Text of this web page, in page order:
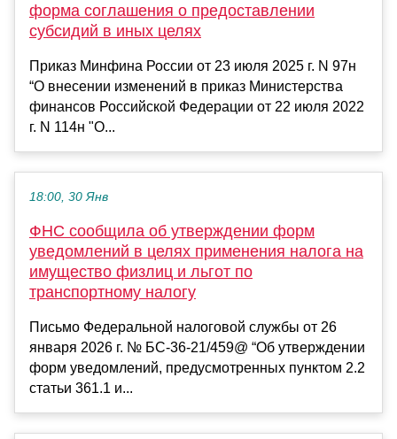
форма соглашения о предоставлении
субсидий в иных целях
Приказ Минфина России от 23 июля 2025 г. N 97н
“О внесении изменений в приказ Министерства
финансов Российской Федерации от 22 июля 2022
г. N 114н "О...
18:00, 30 Янв
ФНС сообщила об утверждении форм
уведомлений в целях применения налога на
имущество физлиц и льгот по
транспортному налогу
Письмо Федеральной налоговой службы от 26
января 2026 г. № БС-36-21/459@ “Об утверждении
форм уведомлений, предусмотренных пунктом 2.2
статьи 361.1 и...